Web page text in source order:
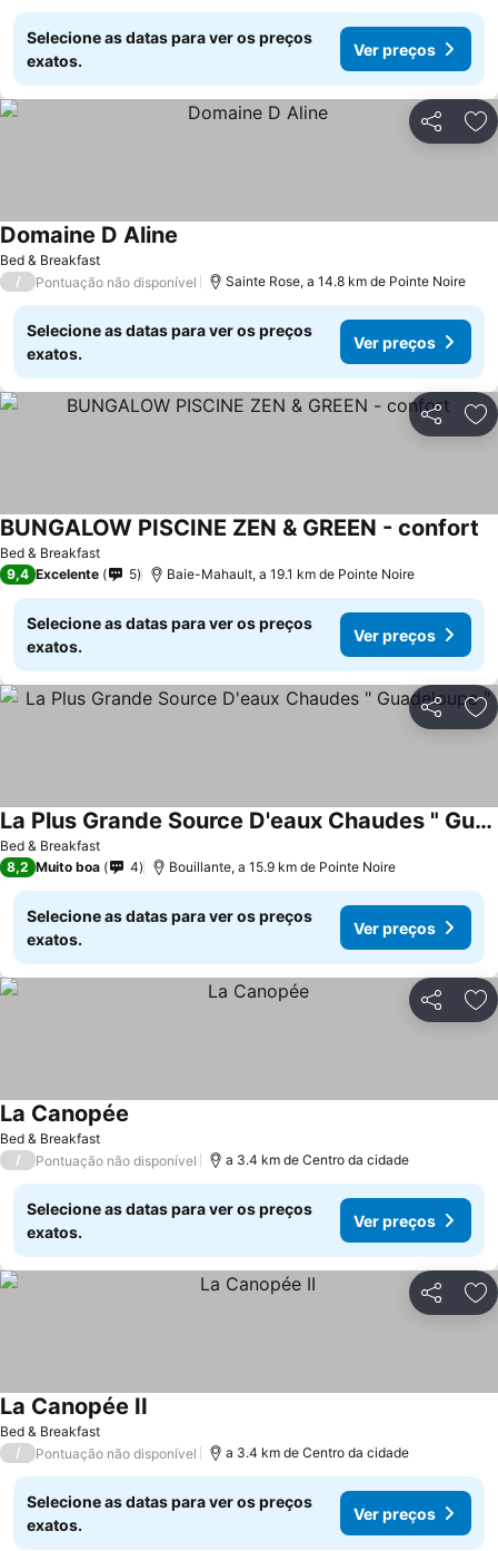
Selecione as datas para ver os preços
exatos.
Ver preços
Partilhar
Bed & Breakfast
Domaine D Aline
/ Pontuação não disponível Sainte Rose, a 14.8 km de Pointe Noire
Selecione as datas para ver os preços
exatos.
Ver preços
Partilhar
Bed & Breakfast
BUNGALOW PISCINE ZEN & GREEN - confort
9,4 Excelente 5 Baie-Mahault, a 19.1 km de Pointe Noire
Selecione as datas para ver os preços
exatos.
Ver preços
Partilhar
Bed & Breakfast
La Plus Grande Source D'eaux Chaudes " Guadeloupe "
8,2 Muito boa 4 Bouillante, a 15.9 km de Pointe Noire
Selecione as datas para ver os preços
exatos.
Ver preços
Partilhar
Bed & Breakfast
La Canopée
/ Pontuação não disponível a 3.4 km de Centro da cidade
Selecione as datas para ver os preços
exatos.
Ver preços
Partilhar
Bed & Breakfast
La Canopée II
/ Pontuação não disponível a 3.4 km de Centro da cidade
Selecione as datas para ver os preços
exatos.
Ver preços